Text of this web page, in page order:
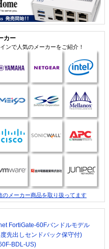
カー
ンで人気のメーカーをご紹介！
のメーカー商品を取り扱ってます
FortiGate-60Fバンドルモデル
先出しセンドバック保守付)
BDL-US)